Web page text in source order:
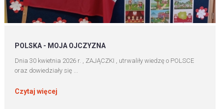
POLSKA - MOJA OJCZYZNA
Dnia 30 kwietnia 2026 r. , ZAJĄCZKI , utrwaliły wiedzę o POLSCE
oraz dowiedziały się ...
Czytaj więcej